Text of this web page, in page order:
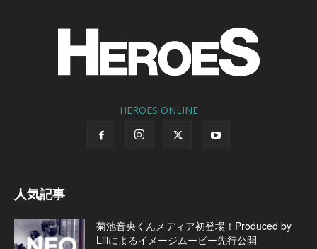
HEROES ONLINE
人気記事
菊池音央くんメディア初登場！Produced by
Liliによるイメージムービー先行公開